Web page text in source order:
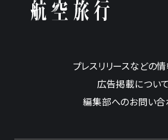
プレスリリースなどの
広告掲載について
編集部へのお問い